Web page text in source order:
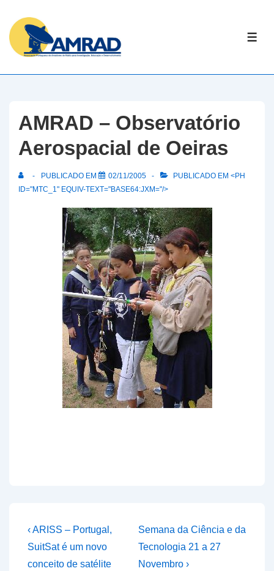
Skip
Content
AMRAD – Observatório
Aerospacial de Oeiras
PUBLICADO EM 02/11/2005
PUBLICADO EM <PH
ID="MTC_1" EQUIV-TEXT="BASE64:JXM="/>
Navegação
de
Previous
Post
is
‹ ARISS – Portugal,
SuitSat é um novo
conceito de satélite
Next
Post
is
Semana da Ciência e da
Tecnologia 21 a 27
Novembro ›